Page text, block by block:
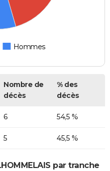
Hommes
Nombre de
décès
% des
décès
6 54,5 %
5 45,5 %
par tranche